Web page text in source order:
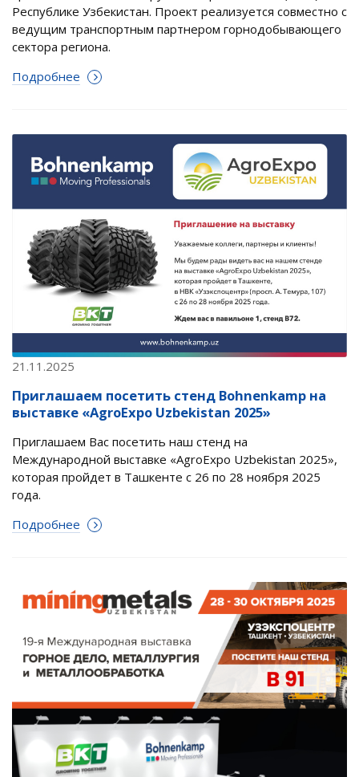
Республике Узбекистан. Проект реализуется совместно с
ведущим транспортным партнером горнодобывающего
сектора региона.
Подробнее
21.11.2025
Приглашаем посетить стенд Bohnenkamp на
выставке «AgroExpo Uzbekistan 2025»
Приглашаем Вас посетить наш стенд на
Международной выставке «AgroExpo Uzbekistan 2025»,
которая пройдет в Ташкенте с 26 по 28 ноября 2025
года.
Подробнее